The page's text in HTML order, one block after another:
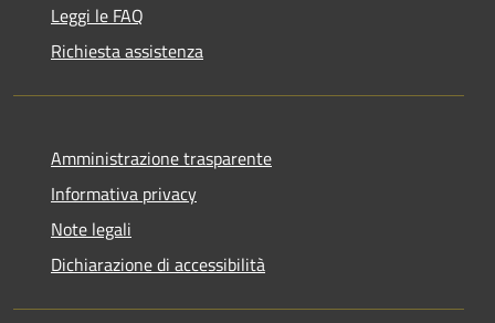
Leggi le FAQ
Richiesta assistenza
Amministrazione trasparente
Informativa privacy
Note legali
Dichiarazione di accessibilità